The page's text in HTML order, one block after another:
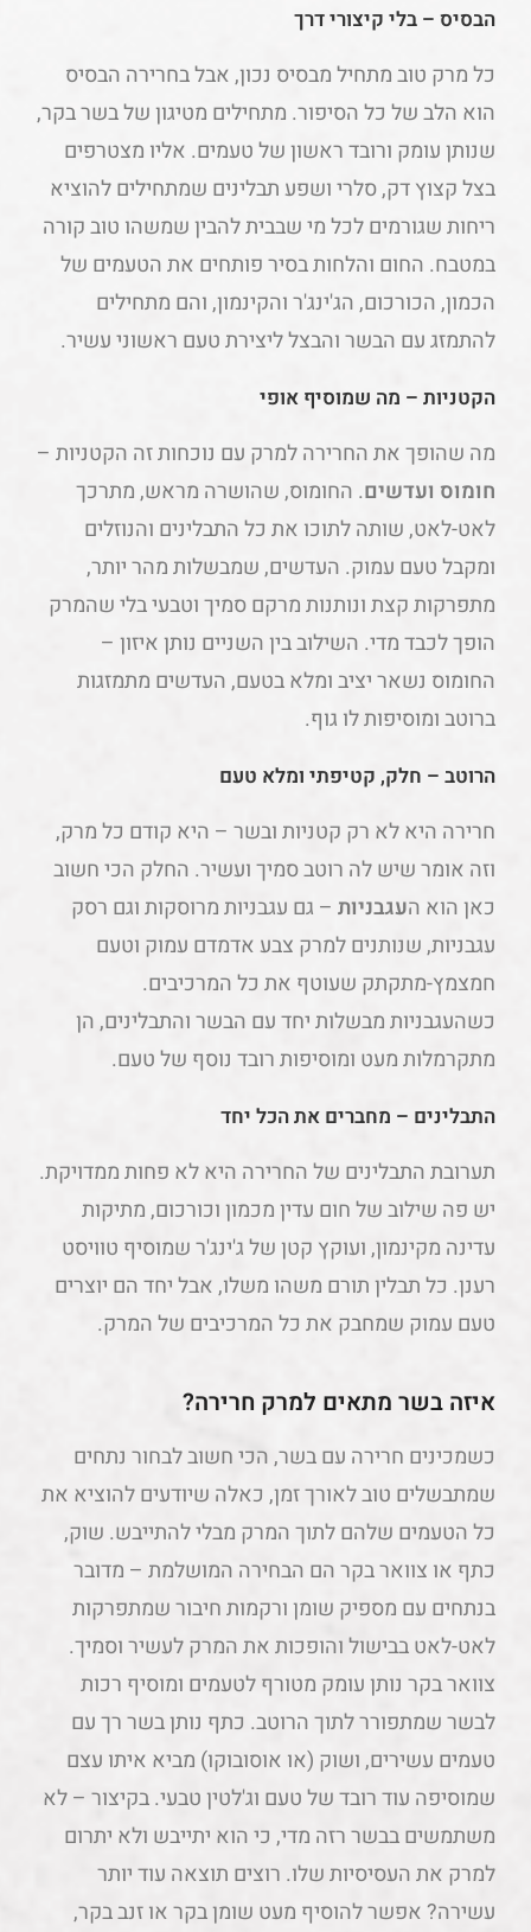
הבסיס – בלי קיצורי דרך
כל מרק טוב מתחיל מבסיס נכון, אבל בחרירה הבסיס
הוא הלב של כל הסיפור. מתחילים מטיגון של בשר בקר,
שנותן עומק ורובד ראשון של טעמים. אליו מצטרפים
בצל קצוץ דק, סלרי ושפע תבלינים שמתחילים להוציא
ריחות שגורמים לכל מי שבבית להבין שמשהו טוב קורה
במטבח. החום והלחות בסיר פותחים את הטעמים של
הכמון, הכורכום, הג'ינג'ר והקינמון, והם מתחילים
להתמזג עם הבשר והבצל ליצירת טעם ראשוני עשיר.
הקטניות – מה שמוסיף אופי
מה שהופך את החרירה למרק עם נוכחות זה הקטניות –
חומוס ועדשים. החומוס, שהושרה מראש, מתרכך
לאט-לאט, שותה לתוכו את כל התבלינים והנוזלים
ומקבל טעם עמוק. העדשים, שמבשלות מהר יותר,
מתפרקות קצת ונותנות מרקם סמיך וטבעי בלי שהמרק
הופך לכבד מדי. השילוב בין השניים נותן איזון –
החומוס נשאר יציב ומלא בטעם, העדשים מתמזגות
ברוטב ומוסיפות לו גוף.
הרוטב – חלק, קטיפתי ומלא טעם
חרירה היא לא רק קטניות ובשר – היא קודם כל מרק,
וזה אומר שיש לה רוטב סמיך ועשיר. החלק הכי חשוב
כאן הוא העגבניות – גם עגבניות מרוסקות וגם רסק
עגבניות, שנותנים למרק צבע אדמדם עמוק וטעם
חמצמץ-מתקתק שעוטף את כל המרכיבים.
כשהעגבניות מבשלות יחד עם הבשר והתבלינים, הן
מתקרמלות מעט ומוסיפות רובד נוסף של טעם.
התבלינים – מחברים את הכל יחד
תערובת התבלינים של החרירה היא לא פחות ממדויקת.
יש פה שילוב של חום עדין מכמון וכורכום, מתיקות
עדינה מקינמון, ועוקץ קטן של ג'ינג'ר שמוסיף טוויסט
רענן. כל תבלין תורם משהו משלו, אבל יחד הם יוצרים
טעם עמוק שמחבק את כל המרכיבים של המרק.
איזה בשר מתאים למרק חרירה?
כשמכינים חרירה עם בשר, הכי חשוב לבחור נתחים
שמתבשלים טוב לאורך זמן, כאלה שיודעים להוציא את
כל הטעמים שלהם לתוך המרק מבלי להתייבש. שוק,
כתף או צוואר בקר הם הבחירה המושלמת – מדובר
בנתחים עם מספיק שומן ורקמות חיבור שמתפרקות
לאט-לאט בבישול והופכות את המרק לעשיר וסמיך.
צוואר בקר נותן עומק מטורף לטעמים ומוסיף רכות
לבשר שמתפורר לתוך הרוטב. כתף נותן בשר רך עם
טעמים עשירים, ושוק (או אוסובוקו) מביא איתו עצם
שמוסיפה עוד רובד של טעם וג'לטין טבעי. בקיצור – לא
משתמשים בבשר רזה מדי, כי הוא יתייבש ולא יתרום
למרק את העסיסיות שלו. רוצים תוצאה עוד יותר
עשירה? אפשר להוסיף מעט שומן בקר או זנב בקר,